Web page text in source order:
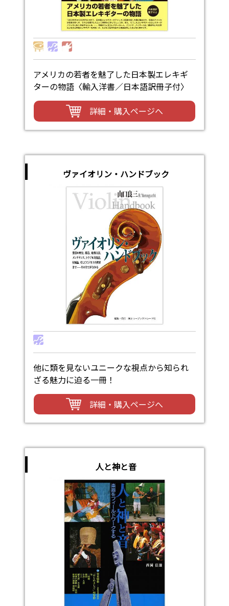
アメリカの若者を魅了した日本製エレキギ
ターの物語〈輸入洋書／日本語訳冊子付〉
詳細・購入ページへ
ヴァイオリン・ハンドブック
他に類を見ないユニークな視点から知られ
ざる魅力に迫る一冊！
詳細・購入ページへ
人と神と音